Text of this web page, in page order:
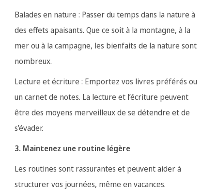
Balades en nature : Passer du temps dans la nature à
des effets apaisants. Que ce soit à la montagne, à la
mer ou à la campagne, les bienfaits de la nature sont
nombreux.
Lecture et écriture : Emportez vos livres préférés ou
un carnet de notes. La lecture et l’écriture peuvent
être des moyens merveilleux de se détendre et de
s’évader.
3. Maintenez une routine légère
Les routines sont rassurantes et peuvent aider à
structurer vos journées, même en vacances.